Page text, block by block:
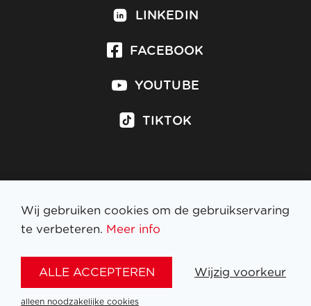
LINKEDIN
FACEBOOK
YOUTUBE
TIKTOK
Inschrijven op nieuwsbrief
Wij gebruiken cookies om de gebruikservaring
te verbeteren. Meer info
ALLE ACCEPTEREN Wijzig voorkeur
alleen noodzakelijke cookies